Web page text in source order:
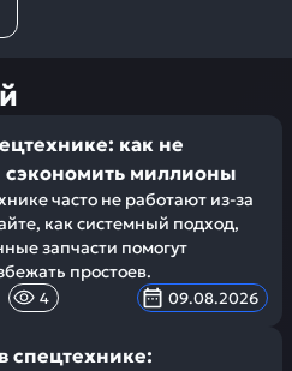
как не
сэкономить миллионы
часто не работают из-за
как системный подход,
запчасти помогут
простоев.
4 09.08.2026
спецтехнике: